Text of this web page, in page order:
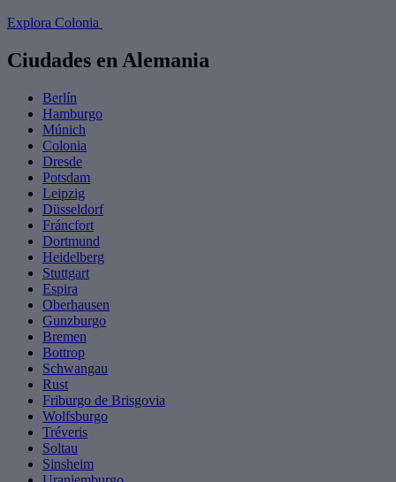
Explora Colonia
Ciudades en Alemania
Berlín
Hamburgo
Múnich
Colonia
Dresde
Potsdam
Leipzig
Düsseldorf
Fráncfort
Dortmund
Heidelberg
Stuttgart
Espira
Oberhausen
Gunzburgo
Bremen
Bottrop
Schwangau
Rust
Friburgo de Brisgovia
Wolfsburgo
Tréveris
Soltau
Sinsheim